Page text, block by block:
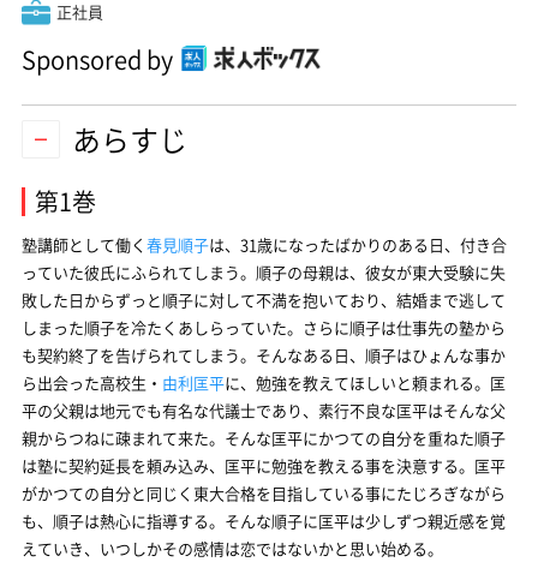
正社員
Sponsored by
あらすじ
第1巻
塾講師として働く 春見順子は、31歳になったばかりのある日、付き合
っていた彼氏にふられてしまう。順子の母親は、彼女が東大受験に失
敗した日からずっと順子に対して不満を抱いており、結婚まで逃して
しまった順子を冷たくあしらっていた。さらに順子は仕事先の塾から
も契約終了を告げられてしまう。そんなある日、順子はひょんな事か
ら出会った高校生・ 由利匡平に、勉強を教えてほしいと頼まれる。匡
平の父親は地元でも有名な代議士であり、素行不良な匡平はそんな父
親からつねに疎まれて来た。そんな匡平にかつての自分を重ねた順子
は塾に契約延長を頼み込み、匡平に勉強を教える事を決意する。匡平
がかつての自分と同じく東大合格を目指している事にたじろぎながら
も、順子は熱心に指導する。そんな順子に匡平は少しずつ親近感を覚
えていき、いつしかその感情は恋ではないかと思い始める。